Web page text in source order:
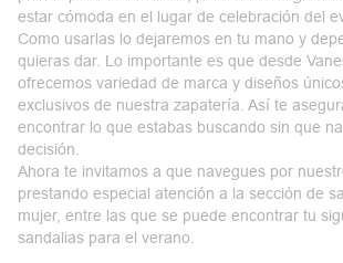
estar cómoda en el lugar de celebración del
Como usarlas lo dejaremos en tu mano y
quieras dar. Lo importante es que desde
ofrecemos variedad de marca y diseños
exclusivos de nuestra zapatería . Así te
encontrar lo que estabas buscando sin que
decisión.
Ahora te invitamos a que navegues por
prestando especial atención a la sección de
mujer, entre las que se puede encontrar tu
sandalias para el verano